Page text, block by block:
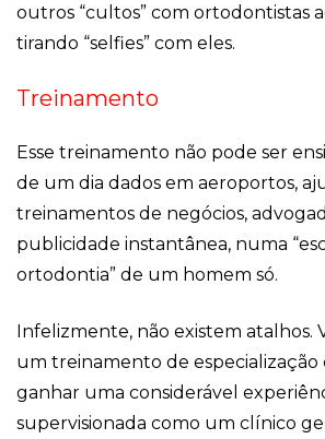
outros “cultos” com ortodontistas
tirando “selfies” com eles.
Treinamento
Esse treinamento não pode ser
de um dia dados em aeroportos,
treinamentos de negócios,
publicidade instantânea, numa
ortodontia” de um homem só.
Infelizmente, não existem atalhos.
um treinamento de especialização
ganhar uma considerável
supervisionada como um clínico